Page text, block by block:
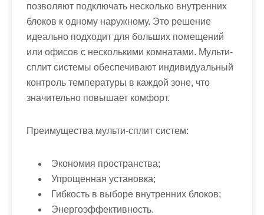
позволяют подключать несколько внутренних
блоков к одному наружному. Это решение
идеально подходит для больших помещений
или офисов с несколькими комнатами. Мульти-
сплит системы обеспечивают индивидуальный
контроль температуры в каждой зоне, что
значительно повышает комфорт.
Преимущества мульти-сплит систем:
Экономия пространства;
Упрощенная установка;
Гибкость в выборе внутренних блоков;
Энергоэффективность.